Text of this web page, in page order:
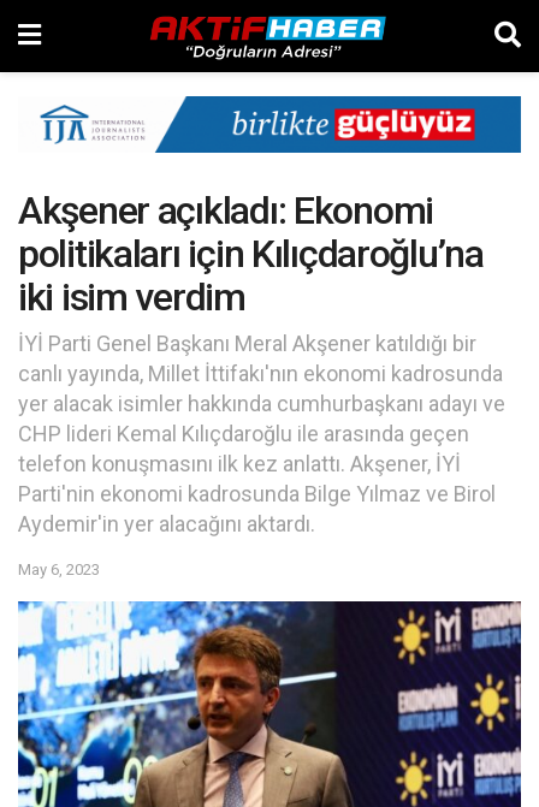
Akşener açıkladı: Ekonomi
politikaları için Kılıçdaroğlu’na
iki isim verdim
İYİ Parti Genel Başkanı Meral Akşener katıldığı bir
canlı yayında, Millet İttifakı'nın ekonomi kadrosunda
yer alacak isimler hakkında cumhurbaşkanı adayı ve
CHP lideri Kemal Kılıçdaroğlu ile arasında geçen
telefon konuşmasını ilk kez anlattı. Akşener, İYİ
Parti'nin ekonomi kadrosunda Bilge Yılmaz ve Birol
Aydemir'in yer alacağını aktardı.
May 6, 2023